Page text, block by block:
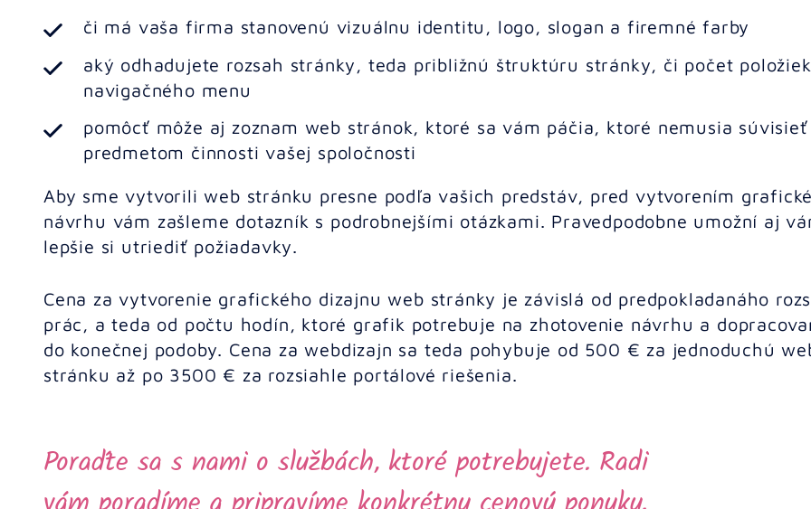
či má vaša firma stanovenú vizuálnu identitu, logo, slogan a firemné farby
aký odhadujete rozsah stránky, teda približnú štruktúru stránky, či počet položiek
navigačného menu
pomôcť môže aj zoznam web stránok, ktoré sa vám páčia, ktoré nemusia súvisieť
predmetom činnosti vašej spoločnosti
Aby sme vytvorili web stránku presne podľa vašich predstáv, pred vytvorením
návrhu vám zašleme dotazník s podrobnejšími otázkami. Pravedpodobne umožní aj
lepšie si utriediť požiadavky.
Cena za vytvorenie grafického dizajnu web stránky je závislá od predpokladanáho
prác, a teda od počtu hodín, ktoré grafik potrebuje na zhotovenie návrhu a
do konečnej podoby. Cena za webdizajn sa teda pohybuje od 500 € za jednoduchú
stránku až po 3500 € za rozsiahle portálové riešenia.
Poraďte sa s nami o službách, ktoré potrebujete. Radi